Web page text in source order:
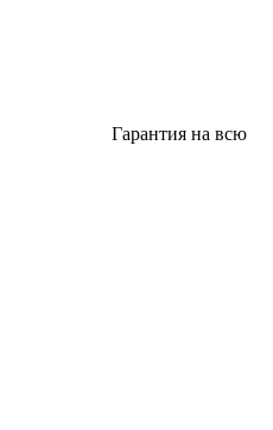
Гарантия на всю